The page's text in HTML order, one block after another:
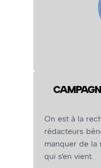
On est à la
rédacteurs
manquer de la
qui s’en vient.